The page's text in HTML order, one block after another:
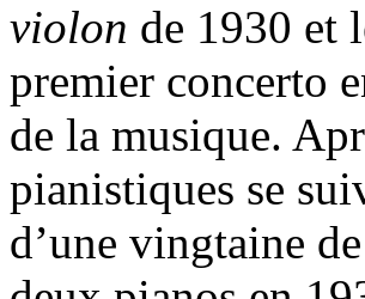
violon de 1930 et
premier concerto
de la musique.
pianistiques se
d’une vingtaine